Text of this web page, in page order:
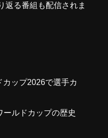
返る番組も配信されま
ップ2026で選手カ
ールドカップの歴史